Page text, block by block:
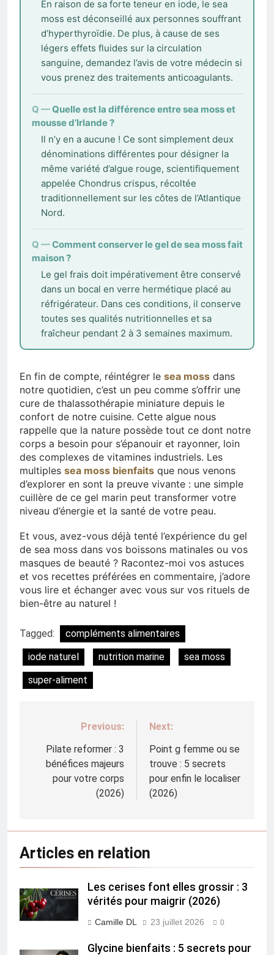
En raison de sa forte teneur en iode, le sea
moss est déconseillé aux personnes souffrant
d’hyperthyroïdie. De plus, à cause de ses
légers effets fluides sur la circulation
sanguine, demandez l’avis de votre médecin si
vous prenez des traitements anticoagulants.
Quelle est la différence entre sea moss et
mousse d’Irlande ?
Il n’y en a aucune ! Ce sont simplement deux
dénominations différentes pour désigner la
même variété d’algue rouge, scientifiquement
appelée Chondrus crispus, récoltée
traditionnellement sur les côtes de l’Atlantique
Nord.
Comment conserver le gel de sea moss fait
maison ?
Le gel frais doit impérativement être conservé
dans un bocal en verre hermétique placé au
réfrigérateur. Dans ces conditions, il conserve
toutes ses qualités nutritionnelles et sa
fraîcheur pendant 2 à 3 semaines maximum.
En fin de compte, réintégrer le sea moss dans
notre quotidien, c’est un peu comme s’offrir une
cure de thalassothérapie miniature depuis le
confort de notre cuisine. Cette algue nous
rappelle que la nature possède tout ce dont notre
corps a besoin pour s’épanouir et rayonner, loin
des complexes de vitamines industriels. Les
multiples sea moss bienfaits que nous venons
d’explorer en sont la preuve vivante : une simple
cuillère de ce gel marin peut transformer votre
niveau d’énergie et la santé de votre peau.
Et vous, avez-vous déjà tenté l’expérience du gel
de sea moss dans vos boissons matinales ou vos
masques de beauté ? Racontez-moi vos astuces
et vos recettes préférées en commentaire, j’adore
vous lire et échanger avec vous sur vos rituels de
bien-être au naturel !
Tagged:
compléments alimentaires
iode naturel
nutrition marine
sea moss
super-aliment
Navigation
de
l’article
Previous:
Pilate reformer : 3
bénéfices majeurs
pour votre corps
(2026)
Next:
Point g femme ou se
trouve : 5 secrets
pour enfin le localiser
(2026)
Articles en relation
Les cerises font elles grossir : 3
vérités pour maigrir (2026)
Camille DL 23 juillet 2026 0
Glycine bienfaits : 5 secrets pour